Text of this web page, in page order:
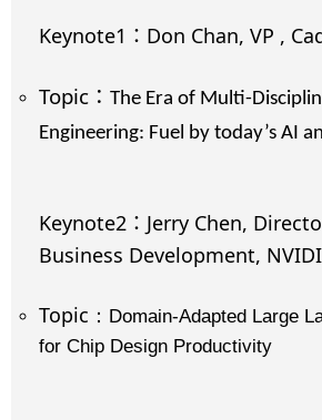
Keynote1 ： Don Chan, VP ,
Topic ： The Era of Multi-
Engineering: Fuel by today’s AI
Keynote2 ： Jerry Chen,
Business Development,
Topic ： Domain-Adapted Large
for Chip Design Productivity